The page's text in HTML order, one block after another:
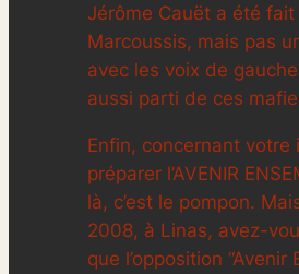
Jérôme Cauët a été fait
Marcoussis, mais pas
avec les voix de
aussi parti de ces
Enfin, concernant votre
préparer l’AVENIR
là, c’est le pompon.
2008, à Linas, avez-
que l’opposition “Avenir